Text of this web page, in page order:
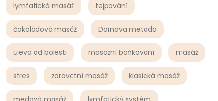
lymfatická masáž tejpování
čokoládová masáž Dornova metoda
úleva od bolesti masážní baňkování masáž
stres zdravotní masáž klasická masáž
medová masáž lymfatický systém